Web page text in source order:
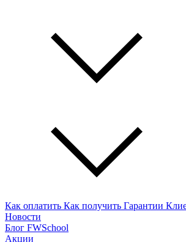
Как оплатить Как получить Гарантии
Новости
Блог FWSchool
Акции